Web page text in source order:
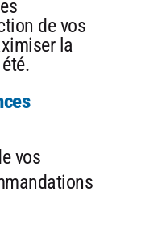
de vos
la
vos